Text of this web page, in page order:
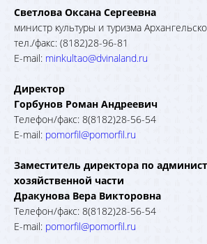
Светлова Оксана Сергеевна
министр культуры и туризма
тел./факс: (8182)28-96-81
E-mail: minkultao@dvinaland.ru
Директор
Горбунов Роман Андреевич
Телефон/факс: 8(8182)28-56-54
E-mail: pomorfil@pomorfil.ru
Заместитель директора по
хозяйственной части
Дракунова Вера Викторовна
Телефон/факс: 8(8182)28-56-54
E-mail: pomorfil@pomorfil.ru